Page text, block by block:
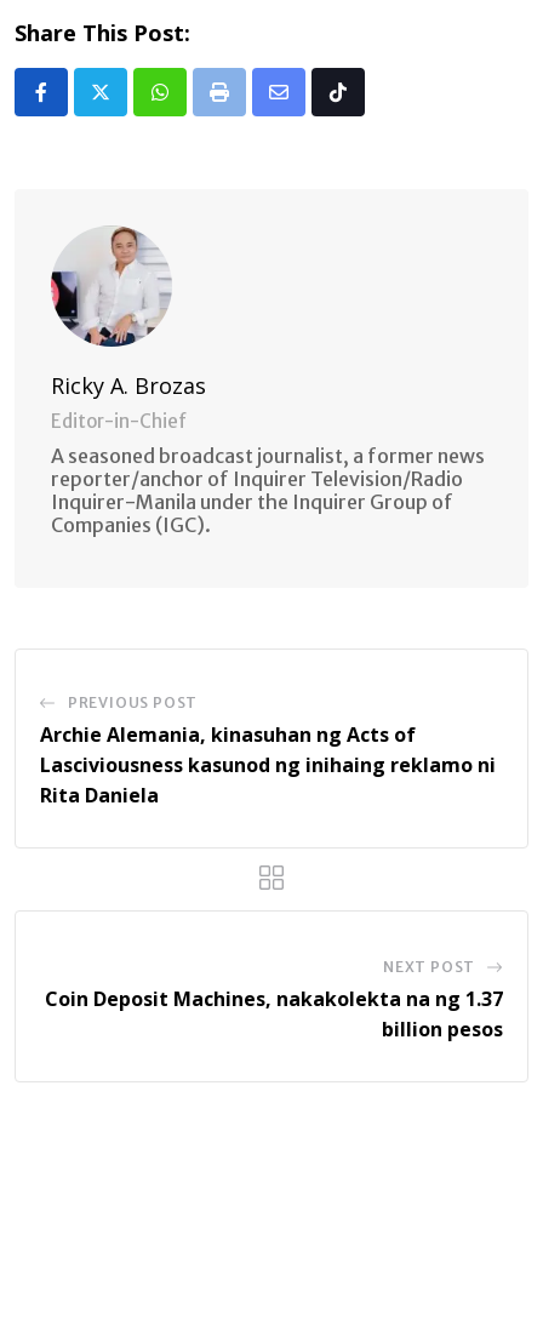
Share This Post:
Whatsapp
Print
Share Tiktok
Ricky A. Brozas
Editor-in-Chief
A seasoned broadcast journalist, a former news
reporter/anchor of Inquirer Television/Radio
Inquirer-Manila under the Inquirer Group of
Companies (IGC).
PREVIOUS POST
Archie Alemania, kinasuhan ng Acts of
Lasciviousness kasunod ng inihaing reklamo ni
Rita Daniela
NEXT POST
Coin Deposit Machines, nakakolekta na ng 1.37
billion pesos